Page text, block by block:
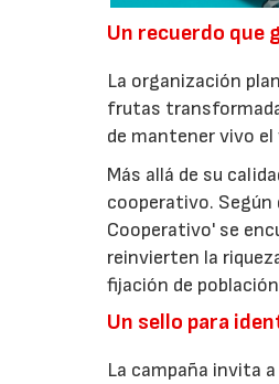
Un recuerdo que
La organización
frutas
de mantener vivo
Más allá de su
cooperativo.
Cooperativo' se
reinvierten la
fijación de
Un sello para
La campaña invita